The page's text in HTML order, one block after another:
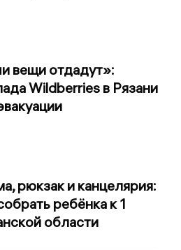
вещи отдадут»:
Wildberries в Рязани
рюкзак и канцелярия:
ребёнка к 1
области